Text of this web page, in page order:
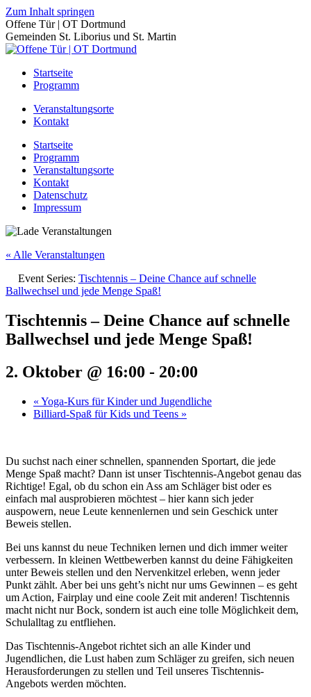
Zum Inhalt springen
Offene Tür | OT Dortmund
Gemeinden St. Liborius und St. Martin
Startseite
Programm
Veranstaltungsorte
Kontakt
Startseite
Programm
Veranstaltungsorte
Kontakt
Datenschutz
Impressum
« Alle Veranstaltungen
Event Series: Tischtennis – Deine Chance auf schnelle
Ballwechsel und jede Menge Spaß!
Tischtennis – Deine Chance auf schnelle
Ballwechsel und jede Menge Spaß!
2. Oktober @ 16:00 - 20:00
« Yoga-Kurs für Kinder und Jugendliche
Billiard-Spaß für Kids und Teens »
Du suchst nach einer schnellen, spannenden Sportart, die jede
Menge Spaß macht? Dann ist unser Tischtennis-Angebot genau das
Richtige! Egal, ob du schon ein Ass am Schläger bist oder es
einfach mal ausprobieren möchtest – hier kann sich jeder
auspowern, neue Leute kennenlernen und sein Geschick unter
Beweis stellen.
Bei uns kannst du neue Techniken lernen und dich immer weiter
verbessern. In kleinen Wettbewerben kannst du deine Fähigkeiten
unter Beweis stellen und den Nervenkitzel erleben, wenn jeder
Punkt zählt. Aber bei uns geht’s nicht nur ums Gewinnen – es geht
um Action, Fairplay und eine coole Zeit mit anderen! Tischtennis
macht nicht nur Bock, sondern ist auch eine tolle Möglichkeit dem,
Schulalltag zu entfliehen.
Das Tischtennis-Angebot richtet sich an alle Kinder und
Jugendlichen, die Lust haben zum Schläger zu greifen, sich neuen
Herausforderungen zu stellen und Teil unseres Tischtennis-
Angebots werden möchten.